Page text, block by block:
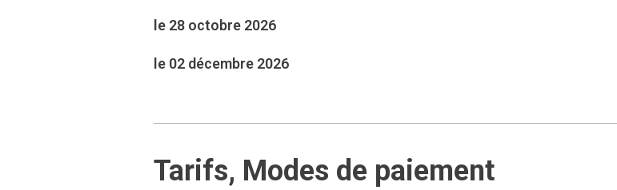
le 28 octobre 2026
le 02 décembre 2026
Tarifs, Modes de paiement